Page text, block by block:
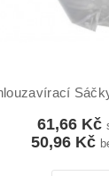
61,66 Kč
50,96 Kč